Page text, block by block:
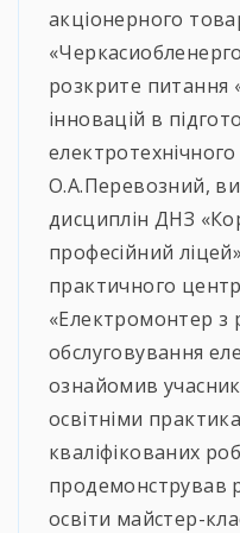
акціонерного
розкрите питання
інновацій в
О.А.Перевозний,
дисциплін ДНЗ
професійний
практичного
«Електромонтер з
обслуговування
ознайомив
освітніми
кваліфікованих
продемонстрував
освіти майстер-